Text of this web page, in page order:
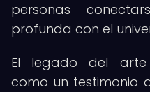
personas
profunda con el
El legado del arte
como un testimonio